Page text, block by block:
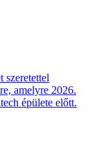
szeretettel
amelyre 2026.
épülete előtt.